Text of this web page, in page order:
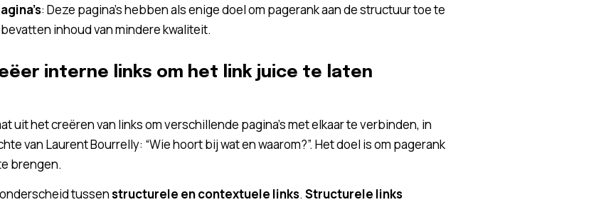
: Deze pagina’s hebben als enige doel om pagerank aan de structuur toe te
inhoud van mindere kwaliteit.
interne links om het link juice te laten
uit het creëren van links om verschillende pagina’s met elkaar te verbinden, in
van Laurent Bourrelly: “Wie hoort bij wat en waarom?”. Het doel is om pagerank
brengen.
tussenstructurele en contextuele links. Structurele links